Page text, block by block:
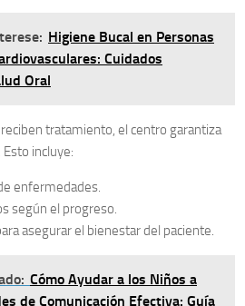
Higiene Bucal en Personas
Cuidados
Oral
tratamiento, el centro garantiza
. Esto incluye:
enfermedades.
según el progreso.
asegurar el bienestar del paciente.
Cómo Ayudar a los Niños a
de Comunicación Efectiva: Guía